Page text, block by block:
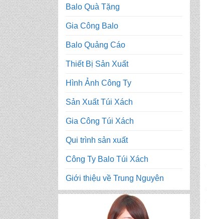
Balo Quà Tặng
Gia Công Balo
Balo Quảng Cáo
Thiết Bị Sản Xuất
Hình Ảnh Công Ty
Sản Xuất Túi Xách
Gia Công Túi Xách
Qui trình sản xuất
Công Ty Balo Túi Xách
Giới thiệu về Trung Nguyên